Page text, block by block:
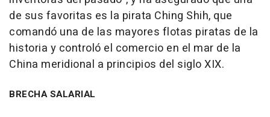
de sus favoritas es la pirata Ching Shih, que
comandó una de las mayores flotas piratas de la
historia y controló el comercio en el mar de la
China meridional a principios del siglo XIX.
BRECHA SALARIAL